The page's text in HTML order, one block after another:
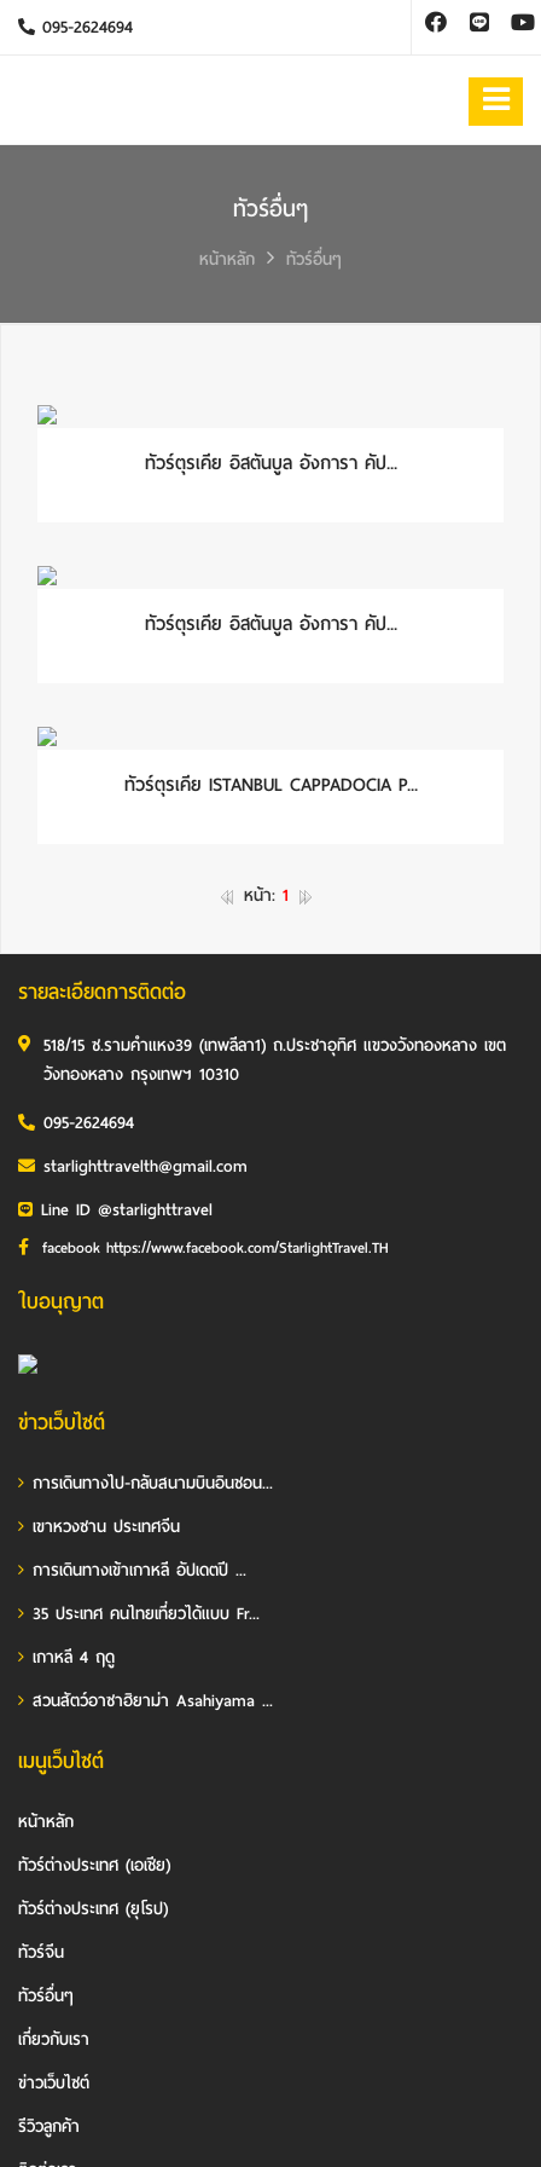
095-2624694
ทัวร์อื่นๆ
หน้าหลัก ทัวร์อื่นๆ
ทัวร์ตุรเคีย อิสตันบูล อังการา คัป...
ทัวร์ตุรเคีย อิสตันบูล อังการา คัป...
ทัวร์ตุรเคีย ISTANBUL CAPPADOCIA P...
หน้า: 1
รายละเอียดการติดต่อ
518/15 ซ.รามคำแหง39 (เทพลีลา1) ถ.ประชาอุทิศ แขวงวังทองหลาง เขต
วังทองหลาง กรุงเทพฯ 10310
095-2624694
starlighttravelth@gmail.com
Line ID @starlighttravel
facebook https://www.facebook.com/StarlightTravel.TH
ใบอนุญาต
ข่าวเว็บไซต์
การเดินทางไป-กลับสนามบินอินชอน...
เขาหวงซาน ประเทศจีน
การเดินทางเข้าเกาหลี อัปเดตปี ...
35 ประเทศ คนไทยเที่ยวได้แบบ Fr...
เกาหลี 4 ฤดู
สวนสัตว์อาซาฮิยาม่า Asahiyama ...
เมนูเว็บไซต์
หน้าหลัก
ทัวร์ต่างประเทศ (เอเชีย)
ทัวร์ต่างประเทศ (ยุโรป)
ทัวร์จีน
ทัวร์อื่นๆ
เกี่ยวกับเรา
ข่าวเว็บไซต์
รีวิวลูกค้า